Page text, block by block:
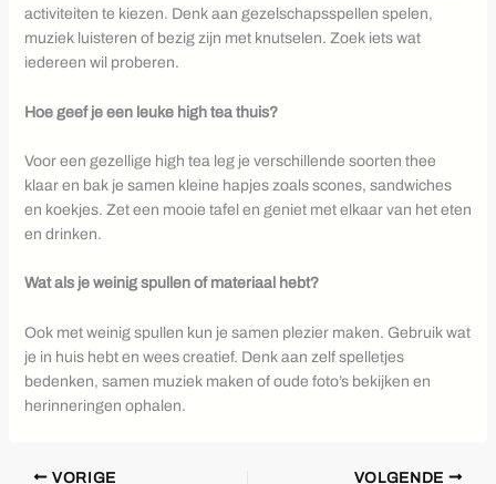
activiteiten te kiezen. Denk aan gezelschapsspellen spelen,
muziek luisteren of bezig zijn met knutselen. Zoek iets wat
iedereen wil proberen.
Hoe geef je een leuke high tea thuis?
Voor een gezellige high tea leg je verschillende soorten thee
klaar en bak je samen kleine hapjes zoals scones, sandwiches
en koekjes. Zet een mooie tafel en geniet met elkaar van het eten
en drinken.
Wat als je weinig spullen of materiaal hebt?
Ook met weinig spullen kun je samen plezier maken. Gebruik wat
je in huis hebt en wees creatief. Denk aan zelf spelletjes
bedenken, samen muziek maken of oude foto’s bekijken en
herinneringen ophalen.
VORIGE VOLGENDE